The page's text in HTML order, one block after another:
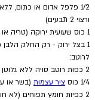
1/2 פלפל אדום או כתום,
ורצוי 2 תבעים)
1 כוס שעועית ירוקה (טריה או קפואה), חתוכה
1 בצל ירוק - רק החלק הלבן פרוס לעיגולים
לרוטב:
2 כפות רוטב סויה ללא גלוטן וללא סוכר
1/4 כוס
ציר עצמות (בשר או
2 כפיות חומץ תפוחים (לא חובה)